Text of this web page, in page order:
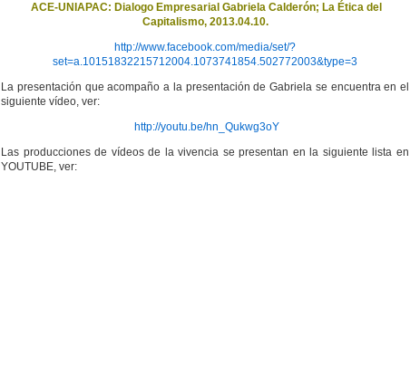
ACE-UNIAPAC: Dialogo Empresarial Gabriela Calderón; La Ética del
Capitalismo, 2013.04.10.
http://www.facebook.com/media/set/?
set=a.10151832215712004.1073741854.502772003&type=3
La presentación que acompaño a la presentación de Gabriela se encuentra en el
siguiente vídeo, ver:
http://youtu.be/hn_Qukwg3oY
Las producciones de vídeos de la vivencia se presentan en la siguiente lista en
YOUTUBE, ver: